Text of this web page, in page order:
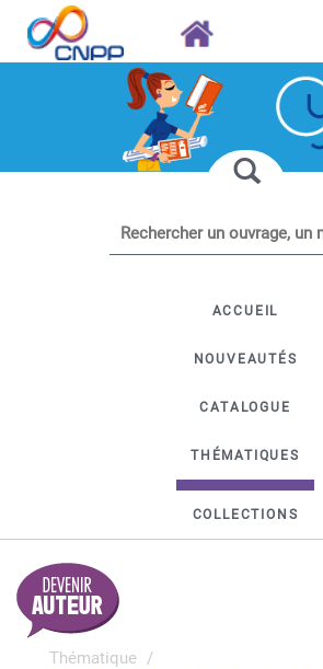
ACCUEIL
NOUVEAUTÉS
CATALOGUE
THÉMATIQUES
COLLECTIONS
Thématique